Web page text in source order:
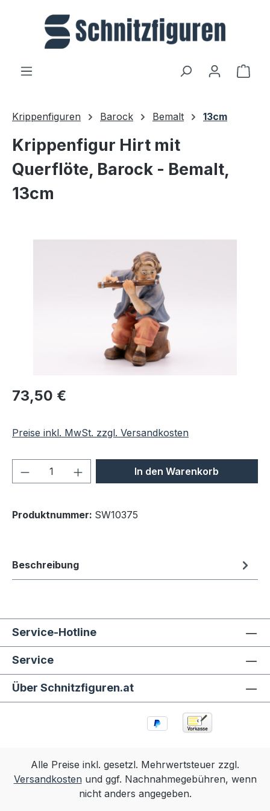
Zum Hauptinhalt springen
Krippenfiguren Barock Bemalt 13cm
Krippenfigur Hirt mit
Querflöte, Barock - Bemalt,
13cm
Regulärer Preis:
73,50 €
Preise inkl. MwSt. zzgl. Versandkosten
Produkt Anzahl: Gib denIn den Warenkorb
Produktnummer: SW10375
Beschreibung
Service-Hotline
Service
Über Schnitzfiguren.at
Alle Preise inkl. gesetzl. Mehrwertsteuer zzgl.
Versandkostenund ggf. Nachnahmegebühren, wenn
nicht anders angegeben.